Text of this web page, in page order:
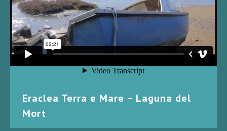
Eraclea Terra e Mare – Laguna del
Mort